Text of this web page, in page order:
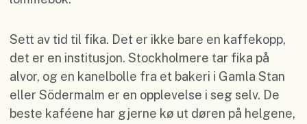
Sett av tid til fika. Det er ikke bare en kaffekopp,
det er en institusjon. Stockholmere tar fika på
alvor, og en kanelbolle fra et bakeri i Gamla Stan
eller Södermalm er en opplevelse i seg selv. De
beste kaféene har gjerne kø ut døren på helgene,